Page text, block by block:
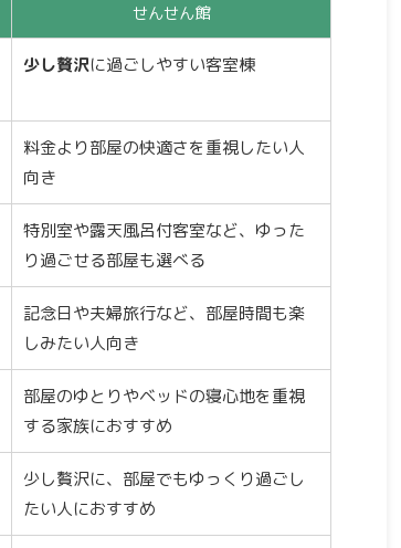
せんせん館
少し贅沢に過ごしやすい客室棟
料金より部屋の快適さを重視したい人
向き
特別室や露天風呂付客室など、ゆった
り過ごせる部屋も選べる
記念日や夫婦旅行など、部屋時間も楽
しみたい人向き
部屋のゆとりやベッドの寝心地を重視
する家族におすすめ
少し贅沢に、部屋でもゆっくり過ごし
たい人におすすめ